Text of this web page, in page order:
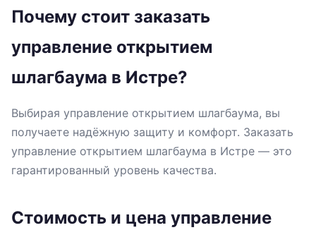
Почему стоит заказать
управление открытием
шлагбаума в Истре?
Выбирая управление открытием шлагбаума, вы
получаете надёжную защиту и комфорт. Заказать
управление открытием шлагбаума в Истре — это
гарантированный уровень качества.
Стоимость и цена управление